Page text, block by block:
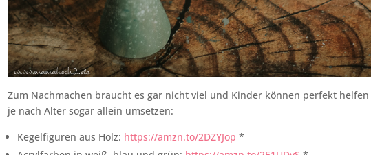
Zum Nachmachen braucht es gar nicht viel und Kinder können perfekt
je nach Alter sogar allein umsetzen:
Kegelfiguren aus Holz: https://amzn.to/2DZYJop *